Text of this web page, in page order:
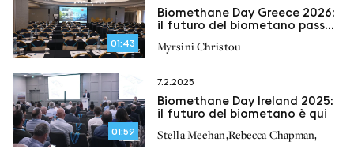
01:43
Biomethane Day Greece 2026:
il futuro del biometano passa
Myrsini Christou
01:59
7.2.2025
Biomethane Day Ireland 2025:
il futuro del biometano è qui
Stella Meehan,Rebecca Chapman,